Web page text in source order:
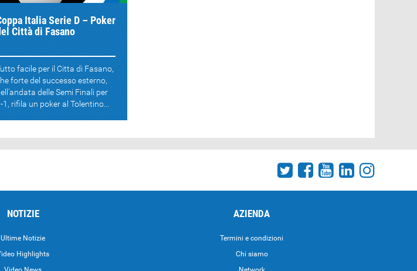
Italia Serie D – Poker
Città di Fasano
facile per il Citta di Fasano,
forte del successo esterno,
delle Semi Finali per
1, rifila un poker al Tolentino...
NOTIZIE
Ultime Notizie
Highlights
AZIENDA
Termini e condizioni
Chi siamo